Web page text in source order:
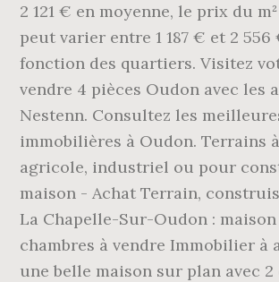
2 121 € en moyenne, le prix du
peut varier entre 1 187 € et 2 556
fonction des quartiers. Visitez
vendre 4 pièces Oudon avec les
Nestenn. Consultez les
immobilières à Oudon. Terrains
agricole, industriel ou pour
maison - Achat Terrain,
La Chapelle-Sur-Oudon : maison
chambres à vendre Immobilier à
une belle maison sur plan avec 2